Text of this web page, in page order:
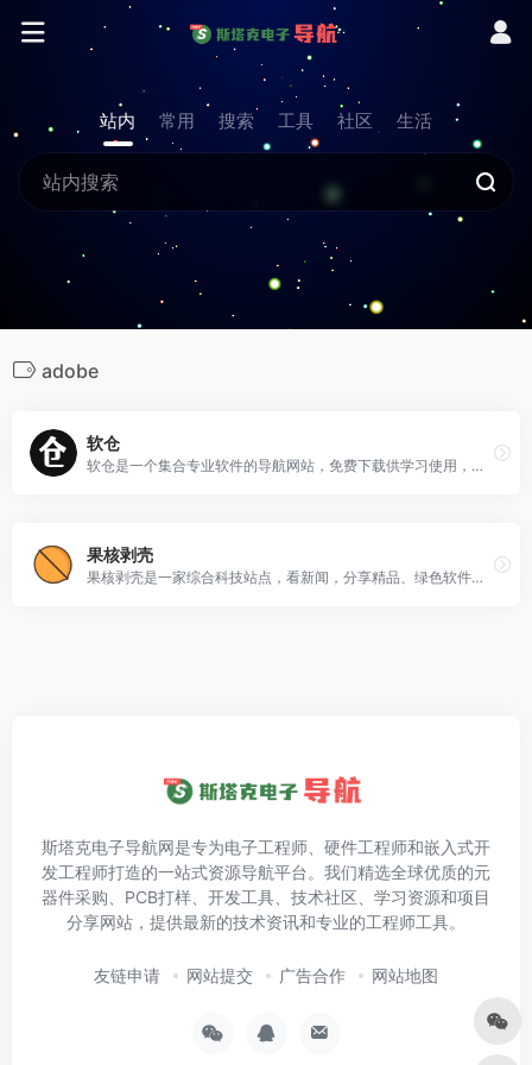
站内 常用 搜索 工具 社区 生活
adobe
软仓
软仓是一个集合专业软件的导航网站，免费下载供学习使用，本站承诺无毒无广告，纯公益项目，不以此盈利
果核剥壳
果核剥壳是一家综合科技站点，看新闻，分享精品、绿色软件，Windows系统。守住互联网最后的一片净土。
斯塔克电子导航网是专为电子工程师、硬件工程师和嵌入式开
发工程师打造的一站式资源导航平台。我们精选全球优质的元
器件采购、PCB打样、开发工具、技术社区、学习资源和项目
分享网站，提供最新的技术资讯和专业的工程师工具。
友链申请 网站提交 广告合作 网站地图